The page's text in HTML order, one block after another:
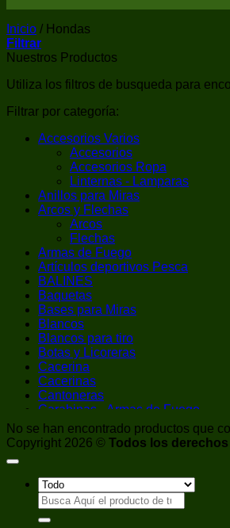
Inicio / Hondas
Filtrar
Nuestros Productos
Utiliza los filtros de busqueda para
Filtrar por categoría:
Accesorios Varios
Accesorios
Accesorios Ropa
Linternas - Lamparas
Anillos para Miras
Arcos y Flechas
Arcos
Flechas
Armas de Fuego
Artículos deportivos Pesca
BALINES
Baquetas
Bases para Miras
Blancos
Blancos para tiro
Botas y Licoreras
Cacerina
Cacerinas
Cantoneras
Carabinas - Armas de Fuego
Carabinas de Aire Comprimido
Cargador de Cacerina
Chalecos / Chest Rigs
Cintas Adhesivas
CO2
Pistolas CO2
Correas
No se han encontrado productos que
Copyright 2026 © Todos los
Buscar
por: